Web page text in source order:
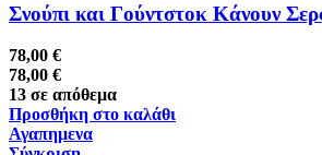
Σνούπι και Γούντστοκ Κάνουν
78,00 €
78,00 €
13 σε απόθεμα
Προσθήκη στο καλάθι
Αγαπημενα